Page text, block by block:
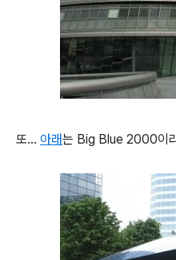
또... 아래는 Big Blue 2000이